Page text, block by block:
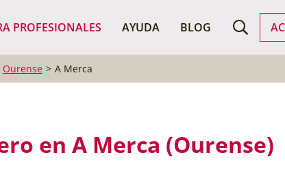
PROFESIONALES AYUDA BLOG
BUSCAR PROFESIONALES
Ourense A Merca
en A Merca (Ourense)